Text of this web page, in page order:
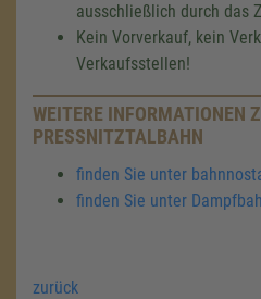
ausschließlich durch das
Kein Vorverkauf, kein
Verkaufsstellen!
WEITERE INFORMATIONEN
PRESSNITZTALBAHN
finden Sie unter
finden Sie unter
zurück